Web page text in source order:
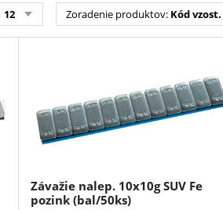
12 Zoradenie produktov: Kód vzost.
Závažie nalep. 10x10g SUV Fe
pozink (bal/50ks)